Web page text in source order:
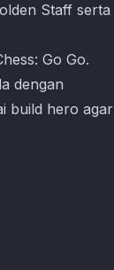
Staff serta
Go Go.
dengan
build hero agar